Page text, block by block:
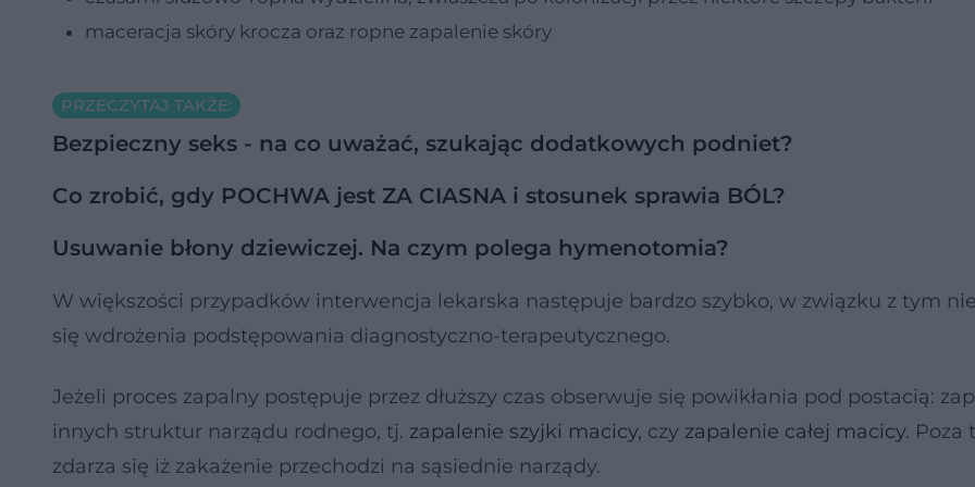
maceracja skóry krocza oraz ropne zapalenie skóry
PRZECZYTAJ TAKŻE:
Bezpieczny seks - na co uważać, szukając dodatkowych podniet?
Co zrobić, gdy POCHWA jest ZA CIASNA i stosunek sprawia BÓL?
Usuwanie błony dziewiczej. Na czym polega hymenotomia?
W większości przypadków interwencja lekarska następuje bardzo szybko, w związku z tym
się wdrożenia podstępowania diagnostyczno-terapeutycznego.
Jeżeli proces zapalny postępuje przez dłuższy czas obserwuje się powikłania pod postacią:
innych struktur narządu rodnego, tj. zapalenie szyjki macicy, czy zapalenie całej macicy. Poza
zdarza się iż zakażenie przechodzi na sąsiednie narządy.